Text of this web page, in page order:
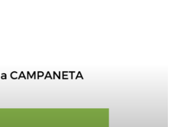
tot el CET? Presenta-la i